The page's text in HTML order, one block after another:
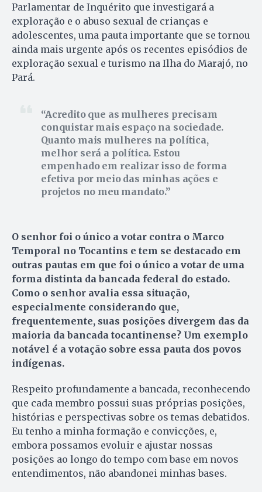
Parlamentar de Inquérito que investigará a
exploração e o abuso sexual de crianças e
adolescentes, uma pauta importante que se tornou
ainda mais urgente após os recentes episódios de
exploração sexual e turismo na Ilha do Marajó, no
Pará.
Acredito que as mulheres precisam
conquistar mais espaço na sociedade.
Quanto mais mulheres na política,
melhor será a política. Estou
empenhado em realizar isso de forma
efetiva por meio das minhas ações e
projetos no meu mandato.
O senhor foi o único a votar contra o Marco
Temporal no Tocantins e tem se destacado em
outras pautas em que foi o único a votar de uma
forma distinta da bancada federal do estado.
Como o senhor avalia essa situação,
especialmente considerando que,
frequentemente, suas posições divergem das da
maioria da bancada tocantinense? Um exemplo
notável é a votação sobre essa pauta dos povos
indígenas.
Respeito profundamente a bancada, reconhecendo
que cada membro possui suas próprias posições,
histórias e perspectivas sobre os temas debatidos.
Eu tenho a minha formação e convicções, e,
embora possamos evoluir e ajustar nossas
posições ao longo do tempo com base em novos
entendimentos, não abandonei minhas bases.